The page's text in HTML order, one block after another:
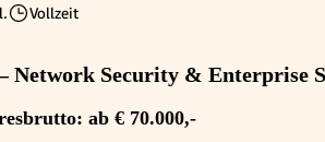
Beschäftigungsart
Vollzeit
Network Security & Enterprise
ab € 70.000,-